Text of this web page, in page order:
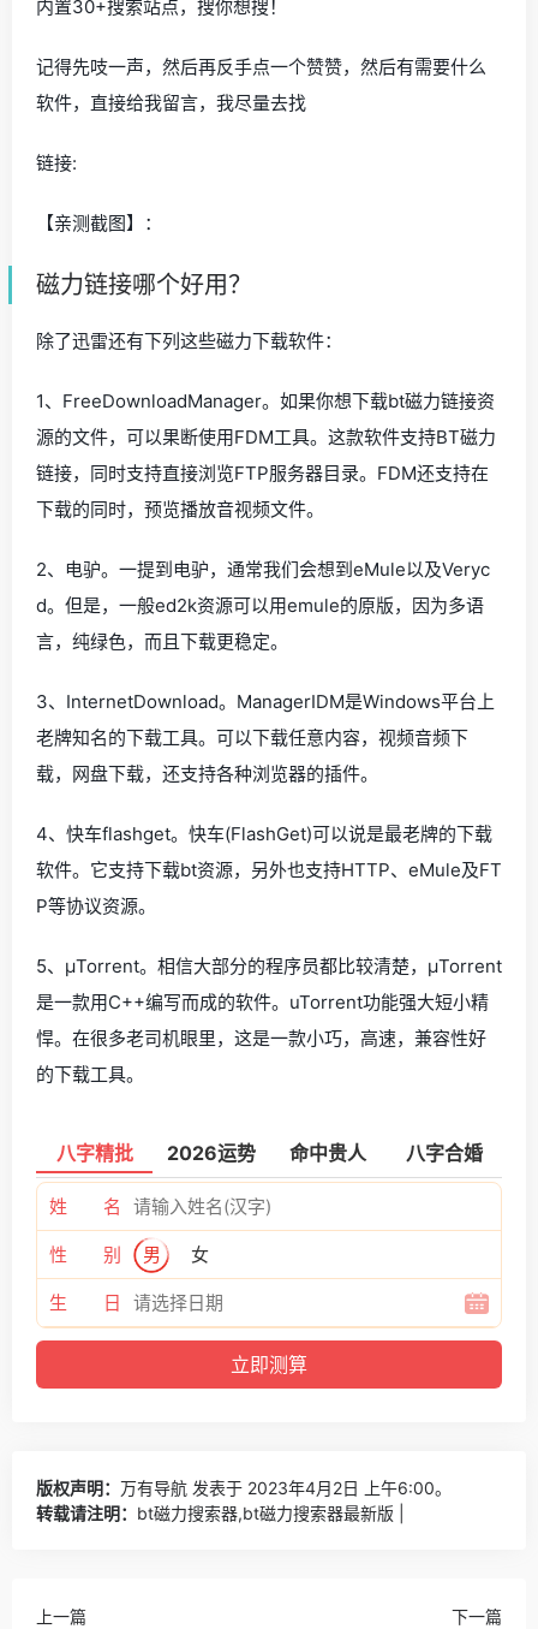
内置30+搜索站点，搜你想搜！
记得先吱一声，然后再反手点一个赞赞，然后有需要什么
软件，直接给我留言，我尽量去找
链接:
【亲测截图】：
磁力链接哪个好用？
除了迅雷还有下列这些磁力下载软件：
1、FreeDownloadManager。如果你想下载bt磁力链接资
源的文件，可以果断使用FDM工具。这款软件支持BT磁力
链接，同时支持直接浏览FTP服务器目录。FDM还支持在
下载的同时，预览播放音视频文件。
2、电驴。一提到电驴，通常我们会想到eMule以及Veryc
d。但是，一般ed2k资源可以用emule的原版，因为多语
言，纯绿色，而且下载更稳定。
3、InternetDownload。ManagerIDM是Windows平台上
老牌知名的下载工具。可以下载任意内容，视频音频下
载，网盘下载，还支持各种浏览器的插件。
4、快车flashget。快车(FlashGet)可以说是最老牌的下载
软件。它支持下载bt资源，另外也支持HTTP、eMule及FT
P等协议资源。
5、µTorrent。相信大部分的程序员都比较清楚，µTorrent
是一款用C++编写而成的软件。uTorrent功能强大短小精
悍。在很多老司机眼里，这是一款小巧，高速，兼容性好
的下载工具。
八字精批 2026运势 命中贵人 八字合婚
姓 名
性 别 男 女
生 日
版权声明： 万有导航 发表于 2023年4月2日 上午6:00。
转载请注明： bt磁力搜索器,bt磁力搜索器最新版 |
上一篇 下一篇